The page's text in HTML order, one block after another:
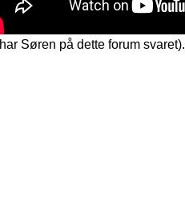
Søren på dette forum svaret).